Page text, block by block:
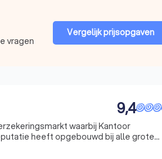
vragen
Vergelijk prijsopgaven
9,4
waarbij Kantoor
heeft opgebouwd bij alle grote